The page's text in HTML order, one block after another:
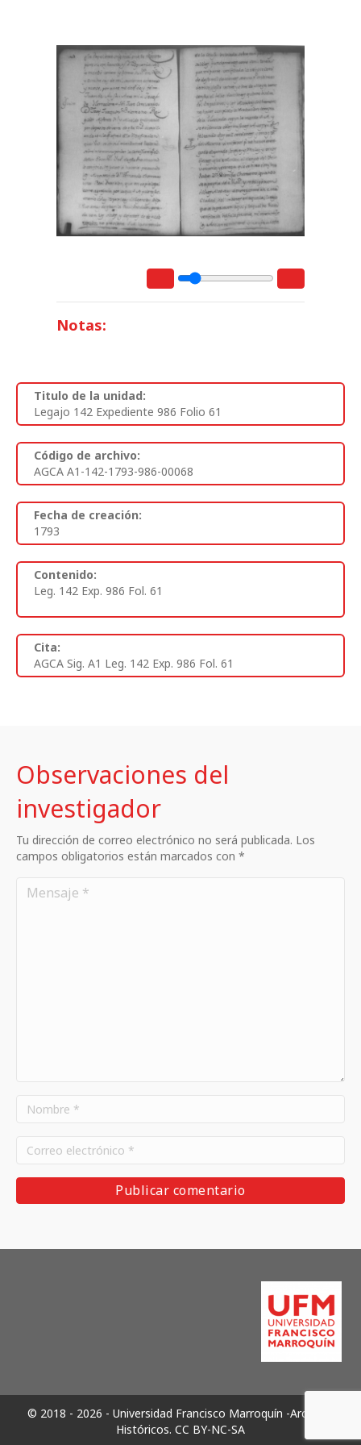
Notas:
Titulo de la unidad:
Legajo 142 Expediente 986 Folio 61
Código de archivo:
AGCA A1-142-1793-986-00068
Fecha de creación:
1793
Contenido:
Leg. 142 Exp. 986 Fol. 61
Cita:
AGCA Sig. A1 Leg. 142 Exp. 986 Fol. 61
Observaciones del
investigador
Tu dirección de correo electrónico no será publicada. Los
campos obligatorios están marcados con *
© 2018 - 2026 - Universidad Francisco Marroquín -Archivos
Históricos. CC BY-NC-SA